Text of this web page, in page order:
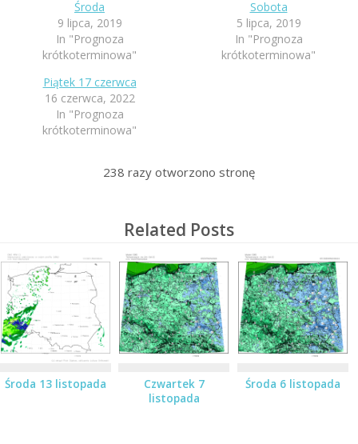
Środa
9 lipca, 2019
In "Prognoza
krótkoterminowa"
Sobota
5 lipca, 2019
In "Prognoza
krótkoterminowa"
Piątek 17 czerwca
16 czerwca, 2022
In "Prognoza
krótkoterminowa"
238 razy otworzono stronę
Related Posts
Środa 13 listopada
Czwartek 7
listopada
Środa 6 listopada